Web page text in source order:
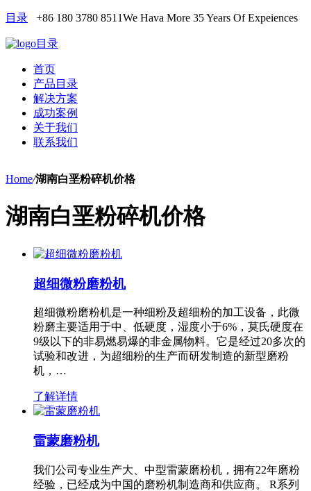
目录 +86 180 3780 8511We Hava More 35 Years Of Expeiences
目录
首页
产品目录
解决方案
成功案例
关于我们
联系我们
Home/湖南白垩粉碎机价格
湖南白垩粉碎机价格
超细微粉磨粉机
超细微粉磨粉机是一种细粉及超细粉的加工设备，此微
粉磨主要适用于中、低硬度，湿度小于6%，莫氏硬度在
9级以下的非易燃易爆的非金属物料。它是经过20多次的
试验和改进，为超细粉的生产而研发制造的新型磨粉
机，…
了解详情
雷蒙磨粉机
我们公司专业生产大、中型雷蒙磨粉机，拥有22年磨粉
经验，已经成为中国的磨粉机制造商和供应商。 R系列